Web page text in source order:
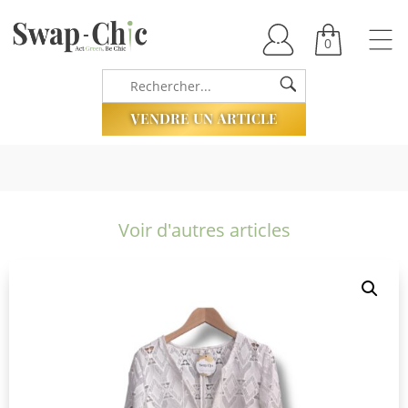
0
VENDRE UN ARTICLE
Voir d'autres articles